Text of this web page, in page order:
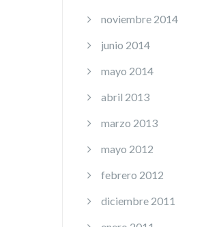
noviembre 2014
junio 2014
mayo 2014
abril 2013
marzo 2013
mayo 2012
febrero 2012
diciembre 2011